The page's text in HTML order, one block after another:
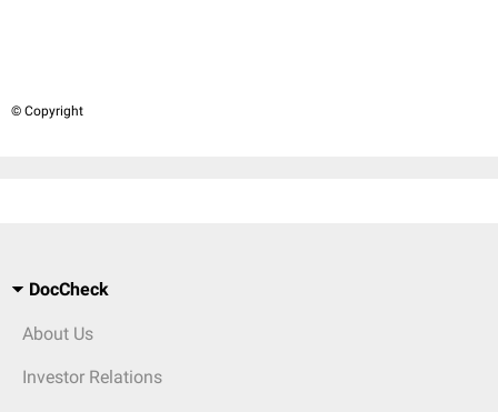
© Copyright
DocCheck
About Us
Investor Relations